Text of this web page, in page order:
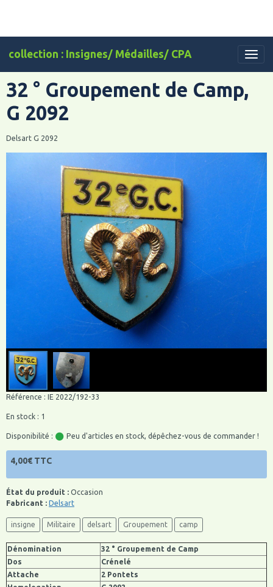
collection : Insignes/ Médailles/ CPA
32 ° Groupement de Camp,
G 2092
Delsart G 2092
Référence : IE 2022/192-33
En stock : 1
Disponibilité : Peu d'articles en stock, dépêchez-vous de commander !
4,00€ TTC
État du produit : Occasion
Fabricant : Delsart
insigne Militaire delsart Groupement camp
Dénomination
32 ° Groupement de Camp
Dos
Crénelé
Attache
2 Pontets